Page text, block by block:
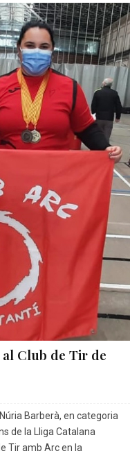
Club de Tir de
Barberà, en categoria
de la Lliga Catalana
Tir amb Arc en la